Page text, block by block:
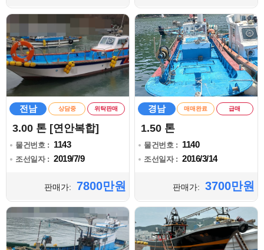
전남 상담중 위탁판매
3.00 톤 [연안복합]
물건번호 : 1143
조선일자 : 2019/7/9
판매가: 7800만원
경남 매매완료 급매
1.50 톤
물건번호 : 1140
조선일자 : 2016/3/14
판매가: 3700만원